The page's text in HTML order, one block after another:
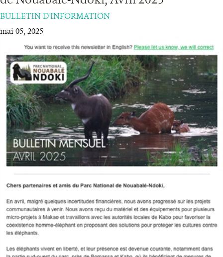
RESSOURCES
DONATE
BULLETIN D'INFORMATION
mai 05, 2025